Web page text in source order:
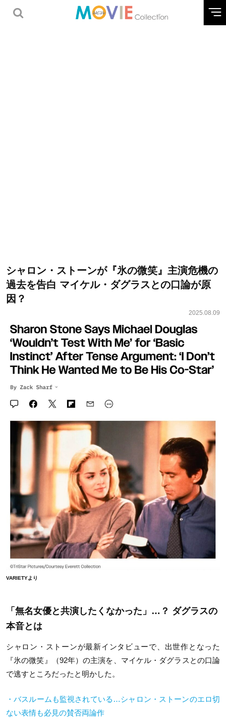
シャロン・ストーンが『氷の微笑』主演危機の
過去を告白 マイケル・ダグラスとの口論が原
因？
2025.08.09
VARIETYより
「無名女優と共演したくなかった」…？ ダグラスの
本音とは
シャロン・ストーンが最新インタビューで、出世作となった
『氷の微笑』（92年）の主演を、マイケル・ダグラスとの口論
で逃すところだったと明かした。
・バスルームも監視されている…シャロン・ストーンのエロ切
ない表情も必見の賛否両論作